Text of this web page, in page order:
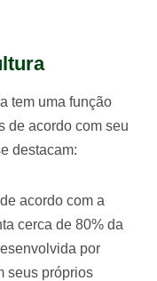
tem uma função
de acordo com seu
destacam:
acordo com a
cerca de 80% da
por
seus próprios